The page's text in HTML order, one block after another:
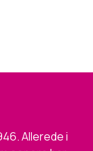
Allerede i